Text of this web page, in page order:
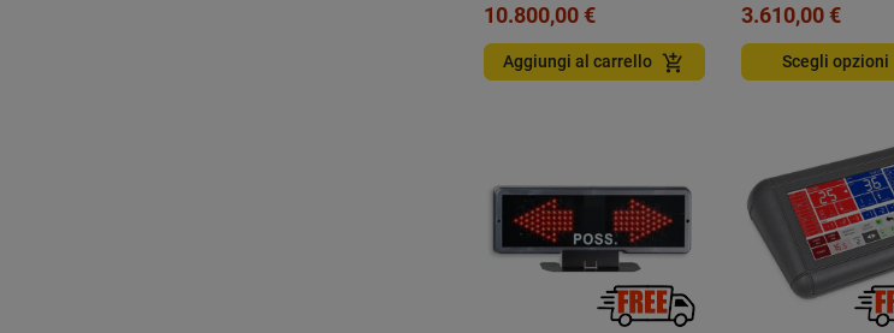
10.800,00 €
Aggiungi al carrello add_shopping_cart
3.610,00 €
Scegli opzioni